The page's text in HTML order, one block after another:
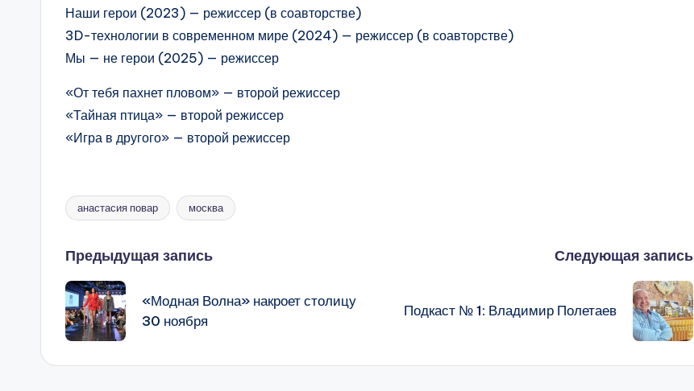
Наши герои (2023) — режиссер (в соавторстве)
3D-технологии в современном мире (2024) — режиссер (в соавторстве)
Мы — не герои (2025) — режиссер
«От тебя пахнет пловом» — второй режиссер
«Тайная птица» — второй режиссер
«Игра в другого» — второй режиссер
Метки:
анастасия повар москва
Навигация
записи
Предыдущая запись
«Модная Волна» накроет столицу
30 ноября
Следующая запись
Подкаст № 1: Владимир Полетаев